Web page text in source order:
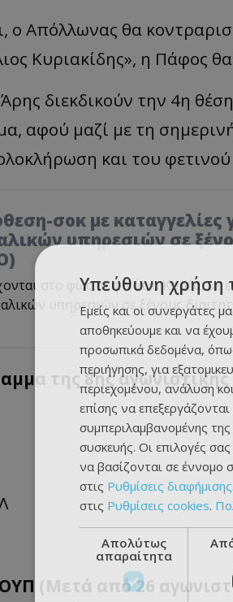
ο Απόλλωνας θα
Κυριακίδης», η Πάφος
διεκδικούν την 4η
αφού μαζί με τη
και του
σοκ με καταγγελίες
υπηρεσιών σε
στο φως στη Νότια Κορέα, με
υπηρεσιών σε ξένους
της 8ης
(Μετά από 26
Υπεύθυνη χρήση
Εμείς και οι συνεργάτες
αποθηκεύουμε και να
προσωπικά δεδομένα,
περιήγησης, για
περιεχομένου, ανάλυση
επίσης να
συμπεριλαμβανομένης
συσκευής. Οι επιλογές
να βασίζονται σε έννομο
στις Ρυθμίσεις διαφήμισης
στις Ρυθμίσεις cookies.
Απολύτως
απαραίτητα